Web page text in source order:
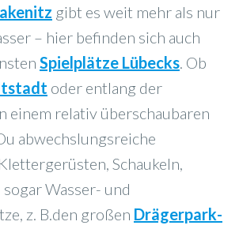
gibt es weit mehr als nur
– hier befinden sich auch
Spielplätze Lübecks. Ob
oder entlang der
einem relativ überschaubaren
abwechslungsreiche
Schaukeln,
Wasser- und
z. B.den großen Drägerpark-